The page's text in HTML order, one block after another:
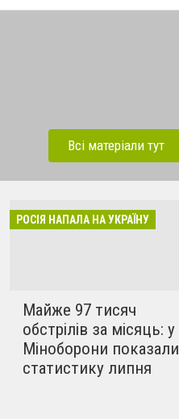
Всі матеріали тут
РОСІЯ НАПАЛА НА УКРАЇНУ
Майже 97 тисяч
обстрілів за місяць: у
Міноборони показали
статистику липня